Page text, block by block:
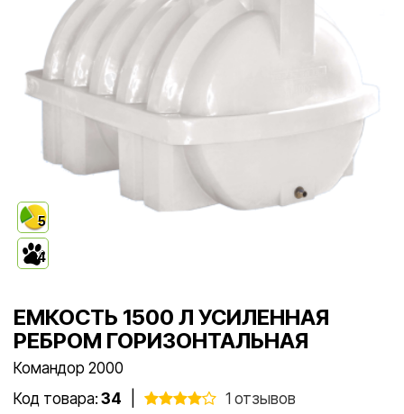
5
4
ЕМКОСТЬ 1500 Л УСИЛЕННАЯ
РЕБРОМ ГОРИЗОНТАЛЬНАЯ
Командор 2000
Код товара: 34 1 отзывов